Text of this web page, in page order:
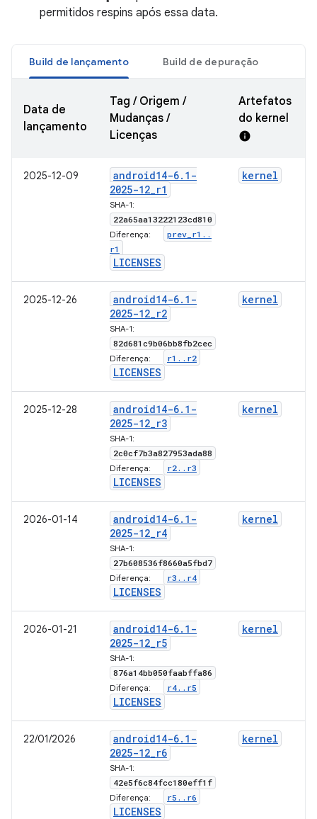
permitidos respins após essa data.
Build de lançamento Build de depuração
Data de
lançamento
Tag / Origem /
Mudanças /
Licenças
Artefatos
do kernel
info
2025-12-09 android14-6. 1-
2025-12_r1
SHA-1:
22a65aa13222123cd810
Diferença: prev r1 . .
r1
LICENSES
kernel
2025-12-26 android14-6. 1-
2025-12_r2
SHA-1:
82d681c9b06bb8fb2cec
Diferença: r1 . . r2
LICENSES
kernel
2025-12-28 android14-6. 1-
2025-12_r3
SHA-1:
2c0cf7b3a827953ada88
Diferença: r2. . r3
LICENSES
kernel
2026-01-14 android14-6. 1-
2025-12_r4
SHA-1:
27b608536f8660a5fbd7
Diferença: r3 . . r4
LICENSES
kernel
2026-01-21 android14-6. 1-
2025-12_r5
SHA-1:
876a14bb050faabffa86
Diferença: r4. . r5
LICENSES
kernel
22/01/2026 android14-6. 1-
2025-12_r6
SHA-1:
42e5f6c84fcc180eff1f
Diferença: r5 . . r6
LICENSES
kernel